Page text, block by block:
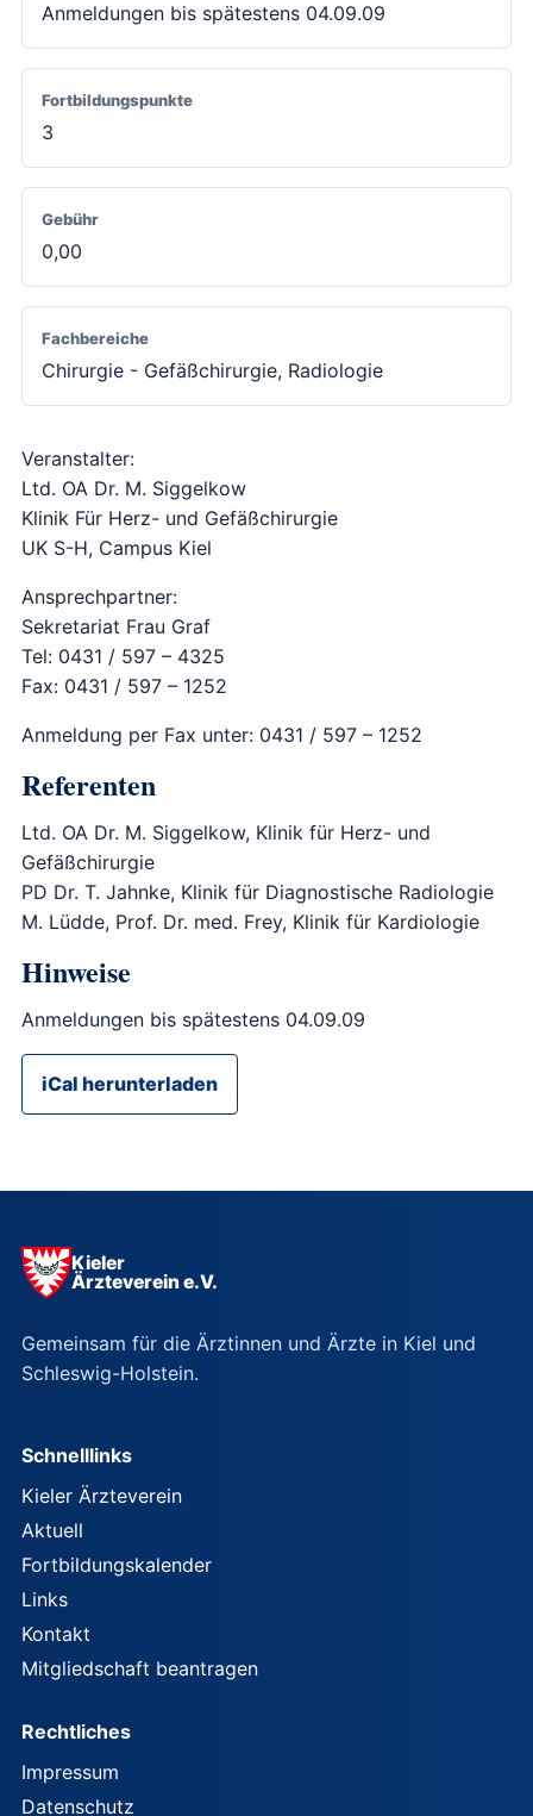
Anmeldungen bis spätestens 04.09.09
Fortbildungspunkte
3
Gebühr
0,00
Fachbereiche
Chirurgie - Gefäßchirurgie, Radiologie
Veranstalter:
Ltd. OA Dr. M. Siggelkow
Klinik Für Herz- und Gefäßchirurgie
UK S-H, Campus Kiel
Ansprechpartner:
Sekretariat Frau Graf
Tel: 0431 / 597 – 4325
Fax: 0431 / 597 – 1252
Anmeldung per Fax unter: 0431 / 597 – 1252
Referenten
Ltd. OA Dr. M. Siggelkow, Klinik für Herz- und
Gefäßchirurgie
PD Dr. T. Jahnke, Klinik für Diagnostische Radiologie
M. Lüdde, Prof. Dr. med. Frey, Klinik für Kardiologie
Hinweise
Anmeldungen bis spätestens 04.09.09
iCal herunterladen
Kieler
Ärzteverein e.V.
Gemeinsam für die Ärztinnen und Ärzte in Kiel und
Schleswig-Holstein.
Schnelllinks
Kieler Ärzteverein
Aktuell
Fortbildungskalender
Links
Kontakt
Mitgliedschaft beantragen
Rechtliches
Impressum
Datenschutz